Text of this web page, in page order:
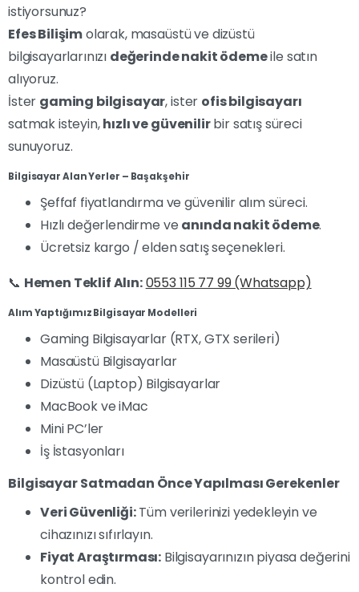
istiyorsunuz?
Efes Bilişimolarak, masaüstü ve dizüstü
bilgisayarlarınızı değerinde nakit ödemeile satın
alıyoruz.
İster gaming bilgisayar, ister ofis bilgisayarı
satmak isteyin,hızlı ve güvenilirbir satış süreci
sunuyoruz.
Bilgisayar Alan Yerler – Başakşehir
Şeffaf fiyatlandırma ve güvenilir alım süreci.
Hızlı değerlendirme ve anında nakit ödeme.
Ücretsiz kargo / elden satış seçenekleri.
📞 Hemen Teklif Alın:0553 115 77 99 (Whatsapp)
Alım Yaptığımız Bilgisayar Modelleri
Gaming Bilgisayarlar (RTX, GTX serileri)
Masaüstü Bilgisayarlar
Dizüstü (Laptop) Bilgisayarlar
MacBook ve iMac
Mini PC’ler
İş İstasyonları
Bilgisayar Satmadan Önce Yapılması Gerekenler
Veri Güvenliği:Tüm verilerinizi yedekleyin ve
cihazınızı sıfırlayın.
Fiyat Araştırması: Bilgisayarınızın piyasa değerini
kontrol edin.